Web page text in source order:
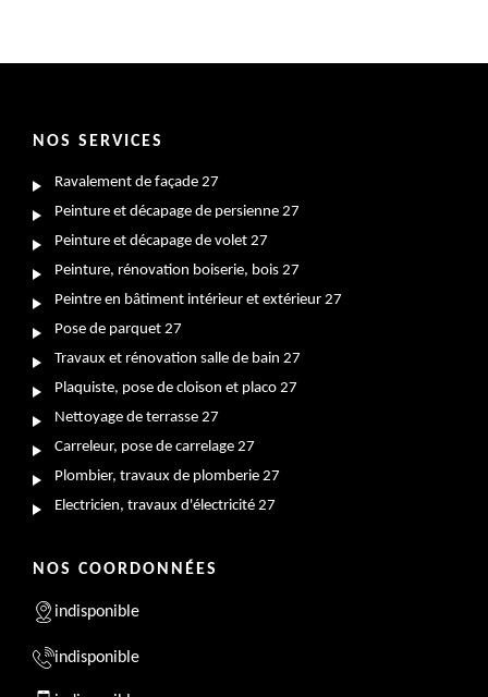
NOS SERVICES
Ravalement de façade 27
Peinture et décapage de persienne 27
Peinture et décapage de volet 27
Peinture, rénovation boiserie, bois 27
Peintre en bâtiment intérieur et extérieur 27
Pose de parquet 27
Travaux et rénovation salle de bain 27
Plaquiste, pose de cloison et placo 27
Nettoyage de terrasse 27
Carreleur, pose de carrelage 27
Plombier, travaux de plomberie 27
Electricien, travaux d'électricité 27
NOS COORDONNÉES
indisponible
indisponible